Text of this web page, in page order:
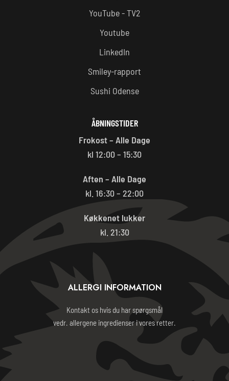
YouTube - TV2
Youtube
LinkedIn
Smiley-rapport
Sushi Odense
ÅBNINGSTIDER
Frokost – Alle Dage
kl 12:00 – 15:30
Aften – Alle Dage
kl. 16:30 – 22:00
Køkkenet lukker
kl. 21:30
ALLERGI INFORMATION
Kontakt os hvis du har spørgsmål
vedr. allergene ingredienser i vores retter.